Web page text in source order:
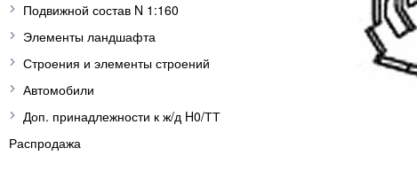
Подвижной состав N 1:160
Элементы ландшафта
Строения и элементы строений
Автомобили
Доп. принадлежности к ж/д H0/ТТ
Распродажа